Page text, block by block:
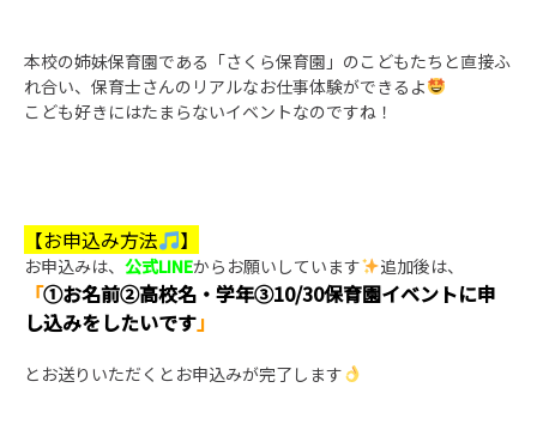
本校の姉妹保育園である「さくら保育園」のこどもたちと直接ふ
れ合い、保育士さんのリアルなお仕事体験ができるよ
こども好きにはたまらないイベントなのですね！
【お申込み方法 】
お申込みは、 公式LINEからお願いしています 追加後は、
「①お名前②高校名・学年③10/30保育園イベントに申
し込みをしたいです」
とお送りいただくとお申込みが完了します